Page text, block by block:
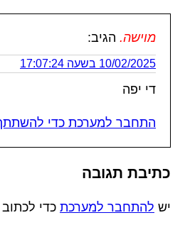
מוישה. הגיב:
10/02/2025 בשעה 17:07:24
די יפה
התחבר למערכת כדי להשתתף
כתיבת תגובה
יש להתחבר למערכת כדי